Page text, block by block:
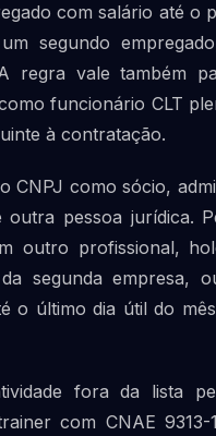
com salário até o
segundo
regra vale também
funcionário CLT
à contratação.
CNPJ como sócio,
pessoa jurídica.
outro profissional,
segunda empresa,
o último dia útil do
fora da lista
com CNAE